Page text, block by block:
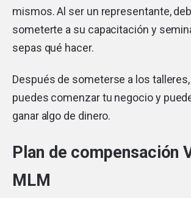
mismos. Al ser un representante,
someterte a su capacitación y
sepas qué hacer.
Después de someterse a los
puedes comenzar tu negocio y
ganar algo de dinero.
Plan de compensación
MLM